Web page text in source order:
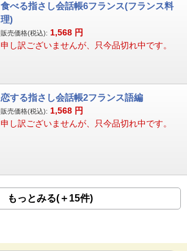
食べる指さし会話帳6フランス(フランス料
理)
販売価格(税込): 1,568 円
申し訳ございませんが、只今品切れ中です。
恋する指さし会話帳2フランス語編
販売価格(税込): 1,568 円
申し訳ございませんが、只今品切れ中です。
もっとみる(＋15件)